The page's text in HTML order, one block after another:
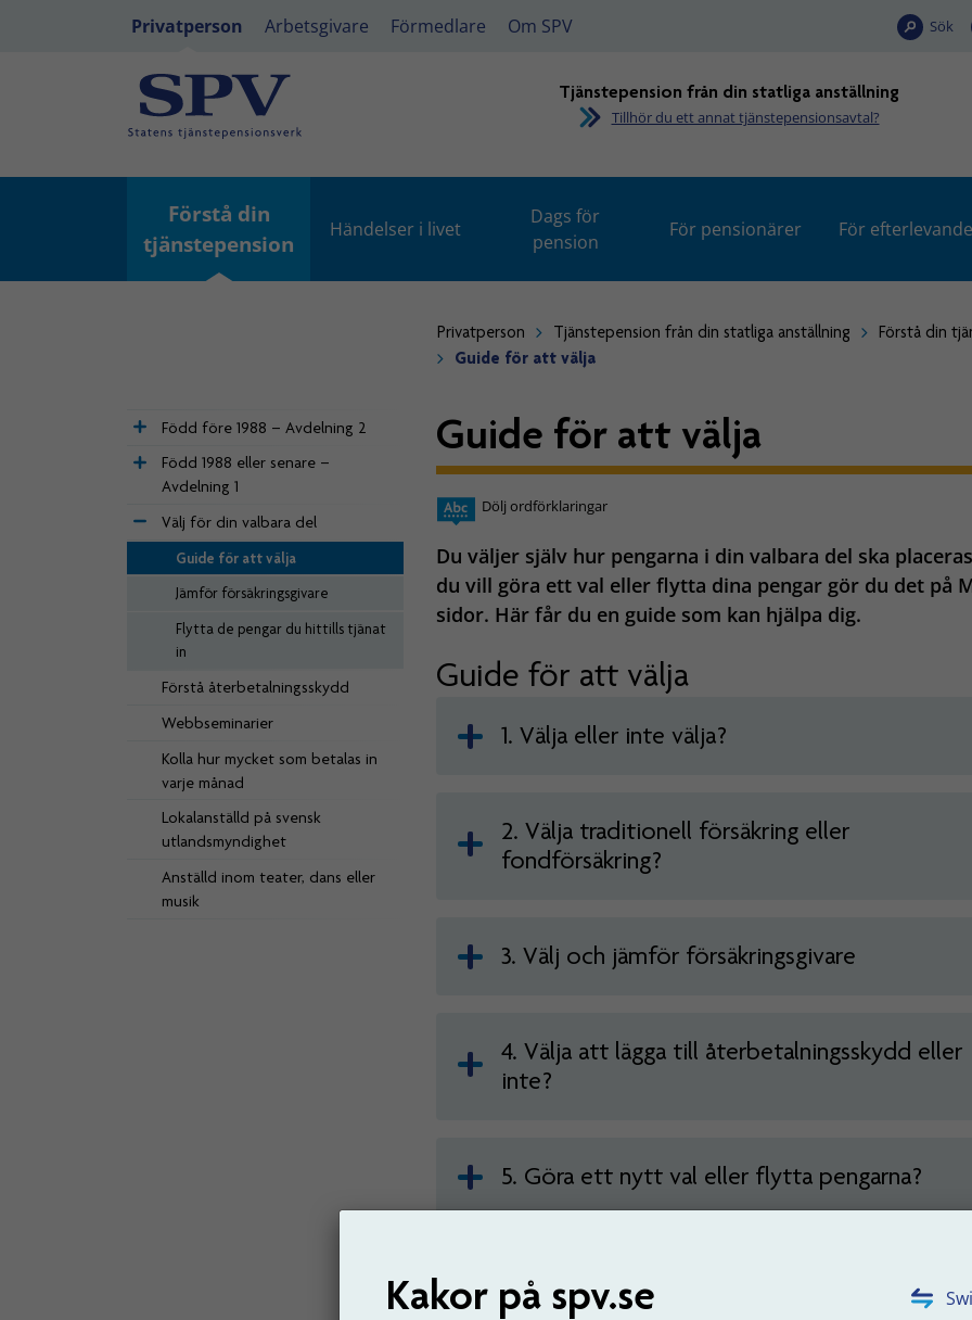
Kakor på spv.se
Privatperson Arbetsgivare Förmedlare Om SPV Sök
Tjänstepension från din statliga anställning
Tillhör du ett annat tjänstepensionsavtal?
Förstå din
tjänstepension
Händelser i livet
Dags för
pension
För pensionärer För efterlevande
Privatperson Tjänstepension från din statliga anställning Förstå din
Guide för att välja
Född före 1988 – Avdelning 2
Född 1988 eller senare –
Avdelning 1
Välj för din valbara del
Guide för att välja
Jämför försäkringsgivare
Flytta de pengar du hittills tjänat
in
Förstå återbetalningsskydd
Webbseminarier
Kolla hur mycket som betalas in
varje månad
Lokalanställd på svensk
utlandsmyndighet
Anställd inom teater, dans eller
musik
Guide för att välja
Dölj ordförklaringar
Du väljer själv hur pengarna i din valbara del ska
du vill göra ett val eller flytta dina pengar gör du det på
sidor. Här får du en guide som kan hjälpa dig.
Guide för att välja
1. Välja eller inte välja?
2. Välja traditionell försäkring eller
fondförsäkring?
3. Välj och jämför försäkringsgivare
4. Välja att lägga till återbetalningsskydd eller
inte?
5. Göra ett nytt val eller flytta pengarna?
Logga in och hantera din valbara del
På Mina sidor hittar du tjänsterna för din valbara del under